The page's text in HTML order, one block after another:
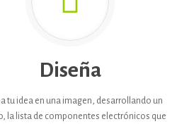
Diseña
tu idea en una imagen, desarrollando un
la lista de componentes electrónicos que